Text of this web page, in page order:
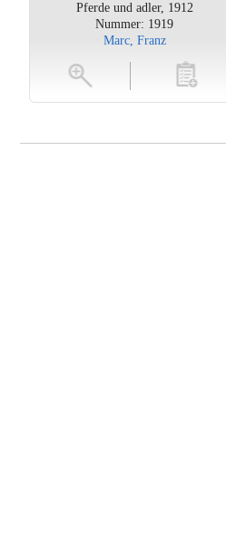
Pferde und adler, 1912
Nummer: 1919
Marc, Franz
toevoegen